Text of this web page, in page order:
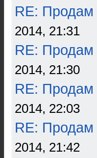
RE: Продам
2014, 21:31
RE: Продам
2014, 21:30
RE: Продам
2014, 22:03
RE: Продам
2014, 21:42